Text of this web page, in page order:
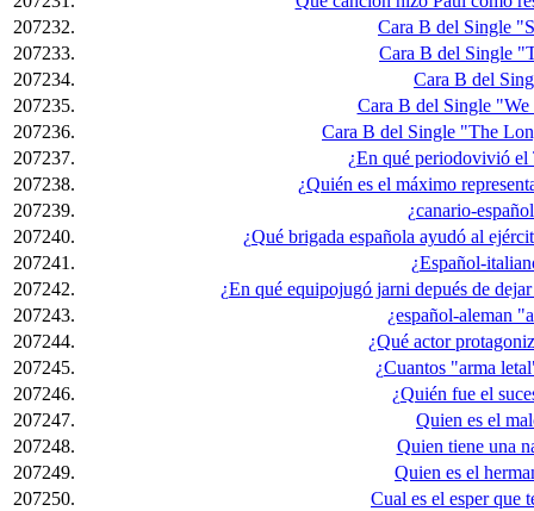
207232.
Cara B del Single
207233.
Cara B del Single
207234.
Cara B del
207235.
Cara B del Single
207236.
Cara B del Single "The
207237.
¿En qué periodovivió el
207238.
¿Quién es el máximo
207239.
¿canario-
207240.
¿Qué brigada española ayudó al
207241.
¿Español-
207242.
¿En qué equipojugó jarni depués de
207243.
¿español-aleman
207244.
¿Qué actor
207245.
¿Cuantos "arma
207246.
¿Quién fue el
207247.
Quien es el
207248.
Quien tiene una
207249.
Quien es el
207250.
Cual es el esper que